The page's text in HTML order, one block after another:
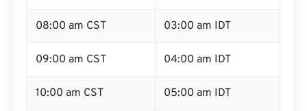
08:00 am CST 03:00 am IDT
09:00 am CST 04:00 am IDT
10:00 am CST 05:00 am IDT